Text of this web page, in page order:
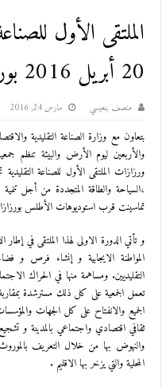
20 أبريل 2016 بورزازات
منصف بنعيسي مارس 24, 2016
بتعاون مع وزارة الصناعة التقليدية
والأربعين ليوم الأرض والبيئة تنظم
ورزازات الملتقى الأول للصناعة
تماسينت قرب استوديوهات الأطلس
و تأتي الدورة الاولى لهذا الملتقى في إطار
المواطنة الايجابية و إنشاء فرص و
التقليديين. ومساهمة منها في الحراك
تعمل الجمعية على كل ذلك مسترشدة
الجميع والانفتاح على كل الجهات
ثقافي اقتصادي واجتماعي بالمدينة و تشجيع
والنهوض بها من خلال التعريف بالموروث
المحلية والتي يزخر بها الاقليم .